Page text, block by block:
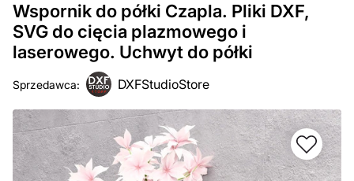
Wspornik do półki Czapla. Pliki DXF,
SVG do cięcia plazmowego i
laserowego. Uchwyt do półki
Sprzedawca: DXFStudioStore